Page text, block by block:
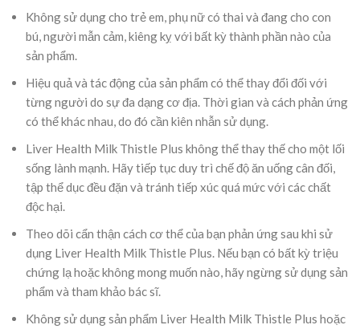
Không sử dụng cho trẻ em, phụ nữ có thai và đang cho con
bú, người mẫn cảm, kiêng kỵ với bất kỳ thành phần nào của
sản phẩm.
Hiệu quả và tác động của sản phẩm có thể thay đổi đối với
từng người do sự đa dạng cơ địa. Thời gian và cách phản ứng
có thể khác nhau, do đó cần kiên nhẫn sử dụng.
Liver Health Milk Thistle Plus không thể thay thế cho một lối
sống lành mạnh. Hãy tiếp tục duy trì chế độ ăn uống cân đối,
tập thể dục đều đặn và tránh tiếp xúc quá mức với các chất
độc hại.
Theo dõi cẩn thận cách cơ thể của bạn phản ứng sau khi sử
dụng Liver Health Milk Thistle Plus. Nếu bạn có bất kỳ triệu
chứng lạ hoặc không mong muốn nào, hãy ngừng sử dụng sản
phẩm và tham khảo bác sĩ.
Không sử dụng sản phẩm Liver Health Milk Thistle Plus hoặc